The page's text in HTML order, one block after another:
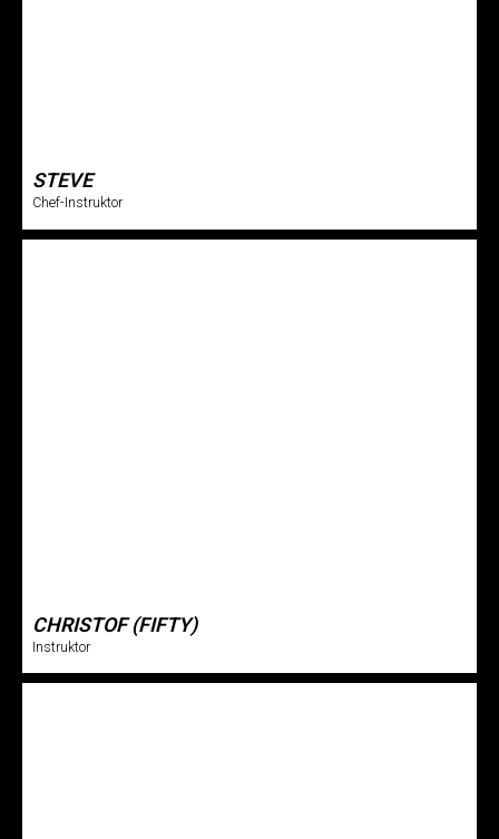
STEVE
Chef-Instruktor
CHRISTOF (FIFTY)
Instruktor